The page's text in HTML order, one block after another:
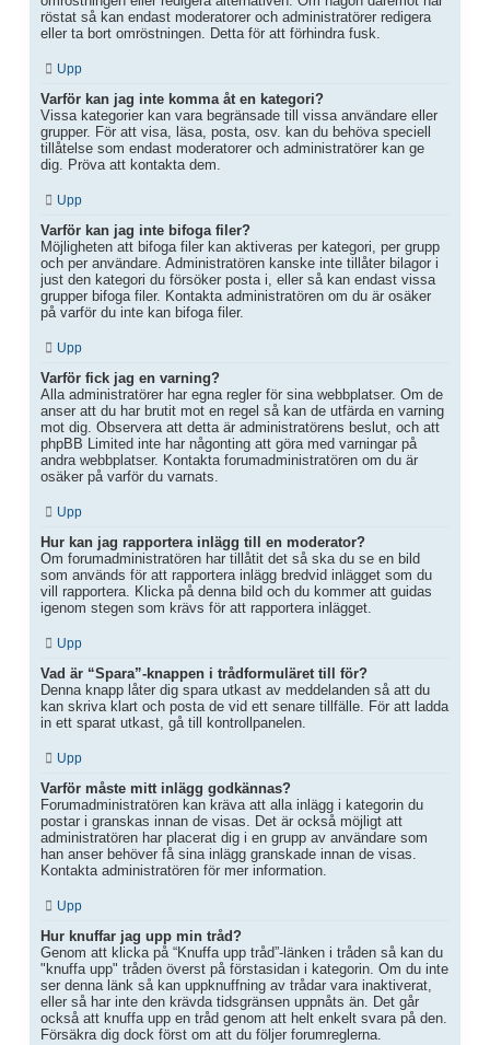
röstat så kan endast moderatorer och administratörer redigera
eller ta bort omröstningen. Detta för att förhindra fusk.
Upp
Varför kan jag inte komma åt en kategori?
Vissa kategorier kan vara begränsade till vissa användare eller
grupper. För att visa, läsa, posta, osv. kan du behöva speciell
tillåtelse som endast moderatorer och administratörer kan ge
dig. Pröva att kontakta dem.
Upp
Varför kan jag inte bifoga filer?
Möjligheten att bifoga filer kan aktiveras per kategori, per grupp
och per användare. Administratören kanske inte tillåter bilagor i
just den kategori du försöker posta i, eller så kan endast vissa
grupper bifoga filer. Kontakta administratören om du är osäker
på varför du inte kan bifoga filer.
Upp
Varför fick jag en varning?
Alla administratörer har egna regler för sina webbplatser. Om de
anser att du har brutit mot en regel så kan de utfärda en varning
mot dig. Observera att detta är administratörens beslut, och att
phpBB Limited inte har någonting att göra med varningar på
andra webbplatser. Kontakta forumadministratören om du är
osäker på varför du varnats.
Upp
Hur kan jag rapportera inlägg till en moderator?
Om forumadministratören har tillåtit det så ska du se en bild
som används för att rapportera inlägg bredvid inlägget som du
vill rapportera. Klicka på denna bild och du kommer att guidas
igenom stegen som krävs för att rapportera inlägget.
Upp
Vad är “Spara”-knappen i trådformuläret till för?
Denna knapp låter dig spara utkast av meddelanden så att du
kan skriva klart och posta de vid ett senare tillfälle. För att ladda
in ett sparat utkast, gå till kontrollpanelen.
Upp
Varför måste mitt inlägg godkännas?
Forumadministratören kan kräva att alla inlägg i kategorin du
postar i granskas innan de visas. Det är också möjligt att
administratören har placerat dig i en grupp av användare som
han anser behöver få sina inlägg granskade innan de visas.
Kontakta administratören för mer information.
Upp
Hur knuffar jag upp min tråd?
Genom att klicka på “Knuffa upp tråd”-länken i tråden så kan du
"knuffa upp" tråden överst på förstasidan i kategorin. Om du inte
ser denna länk så kan uppknuffning av trådar vara inaktiverat,
eller så har inte den krävda tidsgränsen uppnåts än. Det går
också att knuffa upp en tråd genom att helt enkelt svara på den.
Försäkra dig dock först om att du följer forumreglerna.